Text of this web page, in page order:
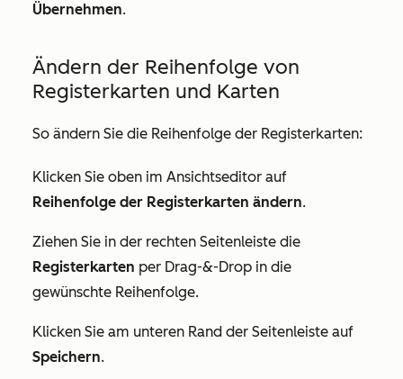
Übernehmen.
Ändern der Reihenfolge von
Registerkarten und Karten
So ändern Sie die Reihenfolge der Registerkarten:
Klicken Sie oben im Ansichtseditor auf
Reihenfolge der Registerkarten ändern.
Ziehen Sie in der rechten Seitenleiste die
Registerkarten per Drag-&-Drop in die
gewünschte Reihenfolge.
Klicken Sie am unteren Rand der Seitenleiste auf
Speichern.